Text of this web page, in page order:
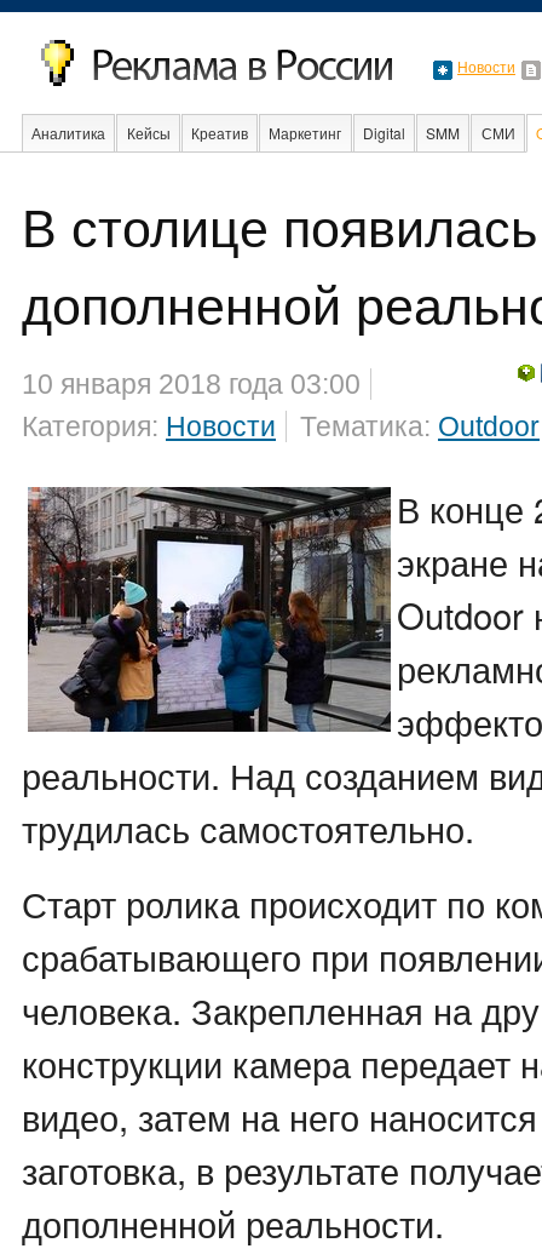
Новости
Аналитика Кейсы Креатив Маркетинг Digital SMM СМИ
Факты
В столице
дополненной
10 января 2018 года 03:00
Категория: Новости Тематика: Outdoor
В конце
экране
Outdoor
реальности. Над созданием
трудилась самостоятельно.
Старт ролика происходит по
срабатывающего при
человека. Закрепленная на
конструкции камера передает
видео, затем на него
заготовка, в результате
дополненной реальности.